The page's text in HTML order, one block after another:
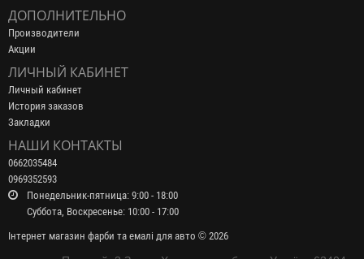
ДОПОЛНИТЕЛЬНО
Производители
Акции
ЛИЧНЫЙ КАБИНЕТ
Личный кабинет
История заказов
Закладки
НАШИ КОНТАКТЫ
0662035484
0969352593
Понедельник-пятница: 9:00 - 18:00
Суббота, Воскресенье: 10:00 - 17:00
Інтернет магазин фарби та емалі для авто © 2026